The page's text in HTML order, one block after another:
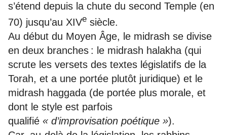
s’étend depuis la chute du second Temple (en
70) jusqu’au XIVe siècle.
Au début du Moyen Âge, le midrash se divise
en deux branches : le midrash halakha (qui
scrute les versets des textes législatifs de la
Torah, et a une portée plutôt juridique) et le
midrash haggada (de portée plus morale, et
dont le style est parfois
qualifié « d’improvisation poétique »).